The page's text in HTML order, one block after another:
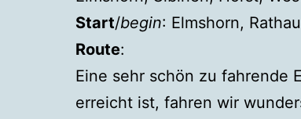
Start/begin: Elmshorn,
Route:
Eine sehr schön zu fahrende
erreicht ist, fahren wir